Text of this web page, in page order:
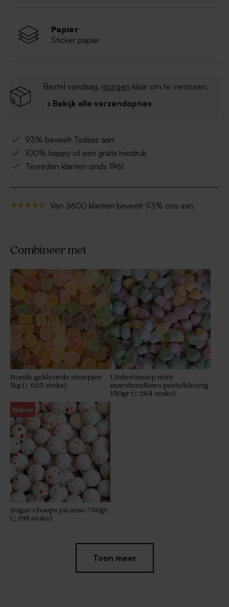
Papier
Sticker papier
Bestel vandaag, morgen klaar om te versturen.
› Bekijk alle verzendopties
93% beveelt Tadaaz aan
100% happy of een gratis herdruk
Tevreden klanten sinds 1961
Van 3600 klanten beveelt 93% ons aan.
Combineer met
Ronde gekleurde snoepjes
1kg (± 625 stuks)
Uitdeelsnoep mini-
marshmallows pastelkleurig
150gr (± 264 stuks)
Nieuw
Sugar choops picasso 750gr
(± 195 stuks)
Toon meer